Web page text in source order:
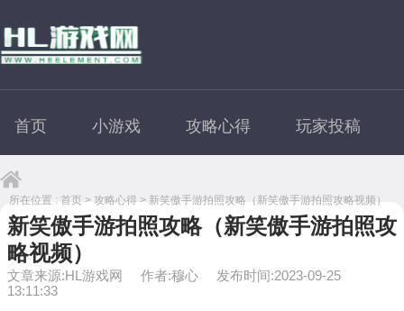
首页 小游戏 攻略心得 玩家投稿
所在位置 : 首页 > 攻略心得 > 新笑傲手游拍照攻略（新笑傲手游拍照攻略视频）
新笑傲手游拍照攻略（新笑傲手游拍照攻
略视频）
文章来源:HL游戏网 作者:穆心
发布时间:2023-09-25
13:11:33